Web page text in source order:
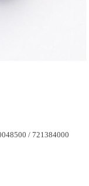
/ 721384000